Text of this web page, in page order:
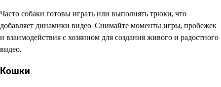
Часто собаки готовы играть или выполнять трюки, что
добавляет динамики видео. Снимайте моменты игры, пробежек
и взаимодействия с хозяином для создания живого и радостного
видео.
Кошки